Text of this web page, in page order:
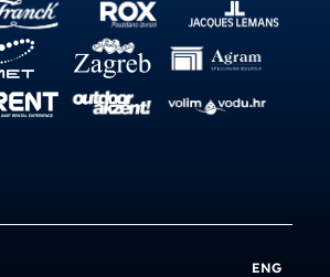
ENG